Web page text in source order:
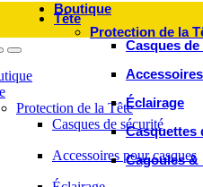
Boutique
Tête
Protection de la
Casques
Éclairage
Casquettes
Cagoules &
Protection de la Tête
Casques de sécurité
Accessoires pour casques